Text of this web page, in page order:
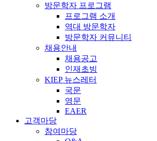
방문학자 프로그램
프로그램 소개
역대 방문학자
방문학자 커뮤니티
채용안내
채용공고
인재초빙
KIEP 뉴스레터
국문
영문
EAER
고객마당
참여마당